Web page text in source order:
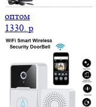
оптом
1330. p